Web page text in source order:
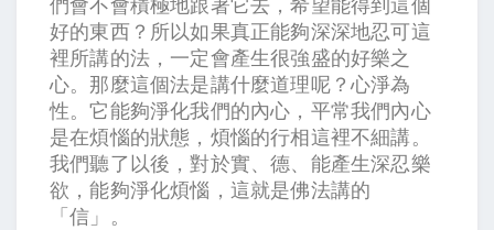
好的東西？所以如果真正能夠深深地忍可這
裡所講的法，一定會產生很強盛的好樂之
心。那麼這個法是講什麼道理呢？心淨為
性。它能夠淨化我們的內心，平常我們內心
是在煩惱的狀態，煩惱的行相這裡不細講。
我們聽了以後，對於實、德、能產生深忍樂
欲，能夠淨化煩惱，這就是佛法講的
「信」。